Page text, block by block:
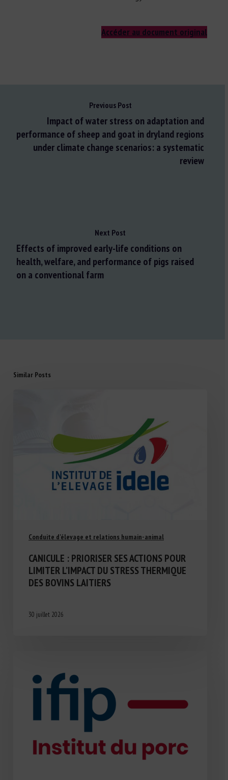
Accéder au document original
Previous Post
Impact of water stress on adaptation and
performance of sheep and goat in dryland regions
under climate change scenarios: a systematic
review
Next Post
Effects of improved early-life conditions on
health, welfare, and performance of pigs raised
on a conventional farm
Similar Posts
Conduite d'élevage et relations humain-animal
CANICULE : PRIORISER SES ACTIONS POUR
LIMITER L’IMPACT DU STRESS THERMIQUE
DES BOVINS LAITIERS
30 juillet 2026